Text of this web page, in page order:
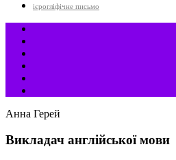
ієрогліфічне письмо
Анна Герей
Викладач англійської мови